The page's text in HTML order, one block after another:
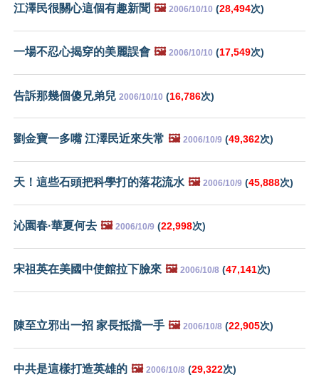
江澤民很關心這個有趣新聞 🖼️ 2006/10/10 (28,494次)
一場不忍心揭穿的美麗誤會 🖼️ 2006/10/10 (17,549次)
告訴那幾個傻兄弟兒 2006/10/10 (16,786次)
劉金寶一多嘴 江澤民近來失常 🖼️ 2006/10/9 (49,362次)
天！這些石頭把科學打的落花流水 🖼️ 2006/10/9 (45,888次)
沁園春·華夏何去 🖼️ 2006/10/9 (22,998次)
宋祖英在美國中使館拉下臉來 🖼️ 2006/10/8 (47,141次)
陳至立邪出一招 家長抵擋一手 🖼️ 2006/10/8 (22,905次)
中共是這樣打造英雄的 🖼️ 2006/10/8 (29,322次)